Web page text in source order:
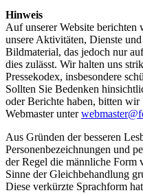
Hinweis
Auf unserer Website berichten
unsere Aktivitäten, Dienste
Bildmaterial, das jedoch nur
dies zulässt. Wir halten uns
Pressekodex, insbesondere
Sollten Sie Bedenken
oder Berichte haben, bitten wir
Webmaster unter
Aus Gründen der besseren
Personenbezeichnungen und
der Regel die männliche Form
Sinne der Gleichbehandlung
Diese verkürzte Sprachform